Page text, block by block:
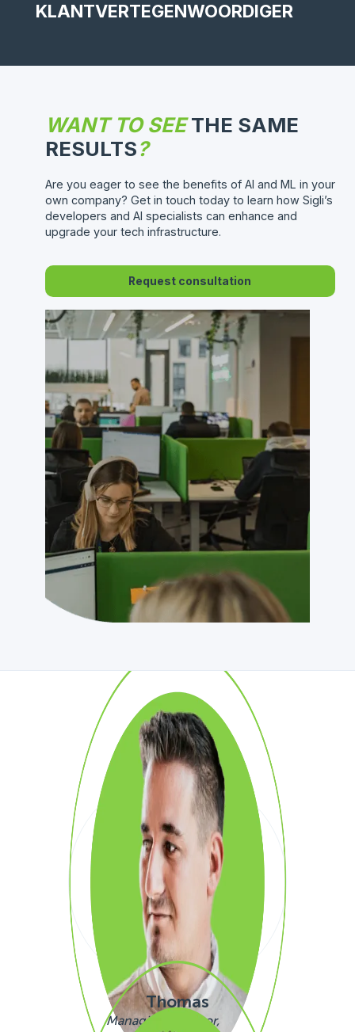
KLANTVERTEGENWOORDIGER
WANT TO SEETHE SAME
RESULTS?
Are you eager to see the benefits of AI and ML in your
own company? Get in touch today to learn how Sigli’s
developers and AI specialists can enhance and
upgrade your tech infrastructure.
Request consultation
SAY HI!
Thomas
Managing Director,